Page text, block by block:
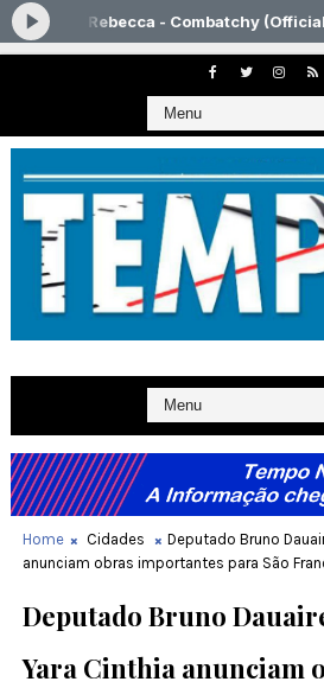
Home Cidades
Deputado Bruno
anunciam obras importantes para São
Deputado Bruno
Yara Cinthia anunciam